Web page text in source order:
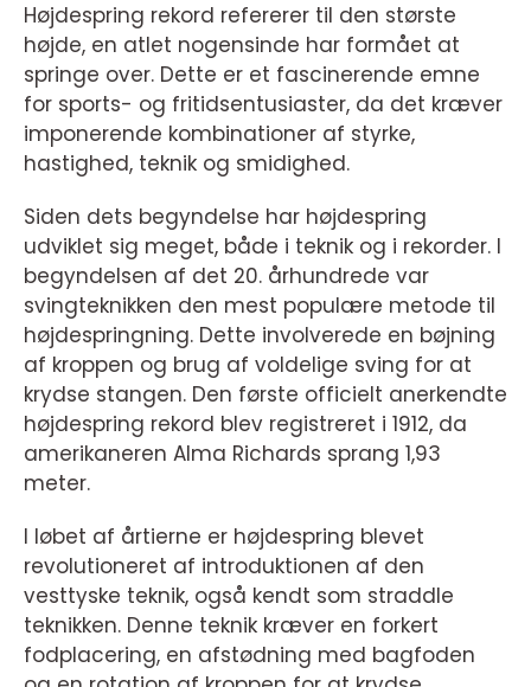
Højdespring rekord refererer til den største
højde, en atlet nogensinde har formået at
springe over. Dette er et fascinerende emne
for sports- og fritidsentusiaster, da det kræver
imponerende kombinationer af styrke,
hastighed, teknik og smidighed.
Siden dets begyndelse har højdespring
udviklet sig meget, både i teknik og i rekorder. I
begyndelsen af det 20. århundrede var
svingteknikken den mest populære metode til
højdespringning. Dette involverede en bøjning
af kroppen og brug af voldelige sving for at
krydse stangen. Den første officielt anerkendte
højdespring rekord blev registreret i 1912, da
amerikaneren Alma Richards sprang 1,93
meter.
I løbet af årtierne er højdespring blevet
revolutioneret af introduktionen af den
vesttyske teknik, også kendt som straddle
teknikken. Denne teknik kræver en forkert
fodplacering, en afstødning med bagfoden